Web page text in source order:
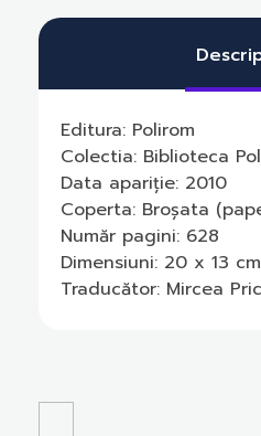
Editura: Polirom
Colectia: Biblioteca
Data apariție: 2010
Coperta: Broșata
Număr pagini: 628
Dimensiuni: 20 x 13 cm
Traducător: Mircea